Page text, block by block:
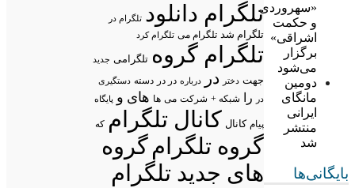
«سهروردی
و حکمت
اشراقی»
برگزار
می‌شود
دومین
مانگای
ایرانی
منتشر
شد
بایگانی‌ها
تلگرام دانلود تلگرام در
تلگرام شد تلگرام می تلگرام کرد
تلگرام گروه تلگرامی جدید
جهت دختر در درباره در در دسته دستگیری
در
را شبکه + شرکت می ها های و پایگاه
پیام کانال کانال تلگرام که
گروه تلگرامگروه
های جدید تلگرام